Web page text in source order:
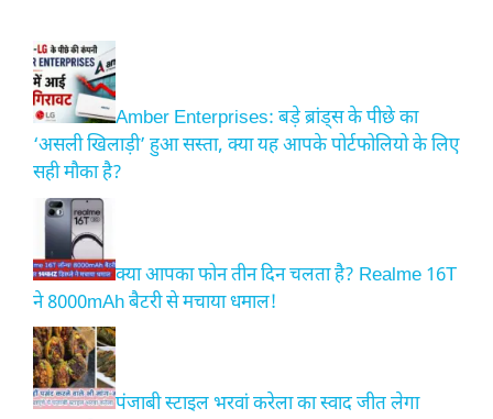
Amber Enterprises: बड़े ब्रांड्स के पीछे का
‘असली खिलाड़ी’ हुआ सस्ता, क्या यह आपके पोर्टफोलियो के लिए
सही मौका है?
क्या आपका फोन तीन दिन चलता है? Realme 16T
ने 8000mAh बैटरी से मचाया धमाल!
पंजाबी स्टाइल भरवां करेला का स्वाद जीत लेगा